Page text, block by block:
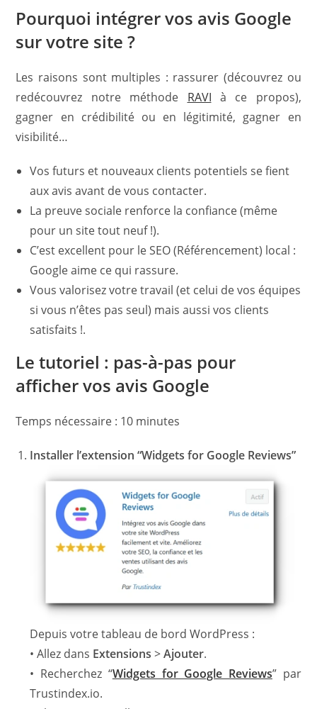
Pourquoi intégrer vos avis Google
sur votre site ?
Les raisons sont multiples : rassurer (découvrez ou
redécouvrez notre méthode RAVI à ce propos),
gagner en crédibilité ou en légitimité, gagner en
visibilité…
Vos futurs et nouveaux clients potentiels se fient
aux avis avant de vous contacter.
La preuve sociale renforce la confiance (même
pour un site tout neuf !).
C’est excellent pour le SEO (Référencement) local :
Google aime ce qui rassure.
Vous valorisez votre travail (et celui de vos équipes
si vous n’êtes pas seul) mais aussi vos clients
satisfaits !.
Le tutoriel : pas-à-pas pour
afficher vos avis Google
Temps nécessaire : 10 minutes
Installer l’extension “Widgets for Google Reviews”
Depuis votre tableau de bord WordPress :
• Allez dans Extensions>Ajouter.
• Recherchez “Widgets for Google Reviews” par
Trustindex.io.